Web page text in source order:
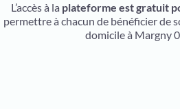
L’accès à la plateforme est gratuit
permettre à chacun de bénéficier de
domicile à Margny